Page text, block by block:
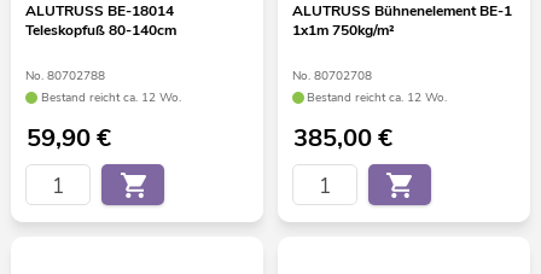
ALUTRUSS BE-18014
Teleskopfuß 80-140cm
No. 80702788
Bestand reicht ca. 12 Wo.
59,90€
ALUTRUSS Bühnenelement BE-1
1x1m 750kg/m²
No. 80702708
Bestand reicht ca. 12 Wo.
385,00€